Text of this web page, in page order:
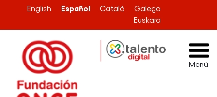
Pasar al contenido principal
English Español Català
Galego
Euskara
Menú